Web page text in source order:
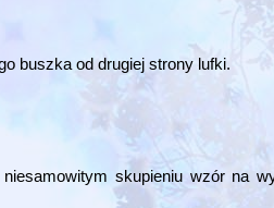
buszka od drugiej strony lufki.
skupieniu wzór na